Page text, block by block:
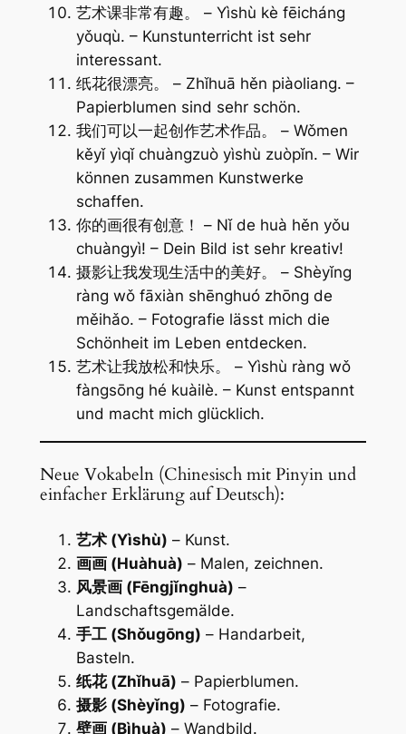
艺术课非常有趣。 – Yìshù kè fēicháng
yǒuqù. – Kunstunterricht ist sehr
interessant.
纸花很漂亮。 – Zhǐhuā hěn piàoliang. –
Papierblumen sind sehr schön.
我们可以一起创作艺术作品。 – Wǒmen
kěyǐ yìqǐ chuàngzuò yìshù zuòpǐn. – Wir
können zusammen Kunstwerke
schaffen.
你的画很有创意！ – Nǐ de huà hěn yǒu
chuàngyì! – Dein Bild ist sehr kreativ!
摄影让我发现生活中的美好。 – Shèyǐng
ràng wǒ fāxiàn shēnghuó zhōng de
měihǎo. – Fotografie lässt mich die
Schönheit im Leben entdecken.
艺术让我放松和快乐。 – Yìshù ràng wǒ
fàngsōng hé kuàilè. – Kunst entspannt
und macht mich glücklich.
Neue Vokabeln (Chinesisch mit Pinyin und
einfacher Erklärung auf Deutsch):
艺术 (Yìshù) – Kunst.
画画 (Huàhuà) – Malen, zeichnen.
风景画 (Fēngjǐnghuà) –
Landschaftsgemälde.
手工 (Shǒugōng) – Handarbeit,
Basteln.
纸花 (Zhǐhuā) – Papierblumen.
摄影 (Shèyǐng) – Fotografie.
壁画 (Bìhuà) – Wandbild.